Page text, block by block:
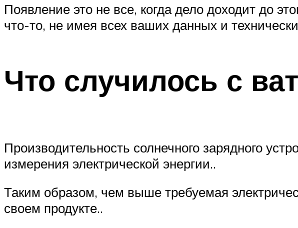
Появление это не все, когда дело доходит до
что-то, не имея всех ваших данных и
Что случилось с
Производительность солнечного зарядного
измерения электрической энергии..
Таким образом, чем выше требуемая
своем продукте..